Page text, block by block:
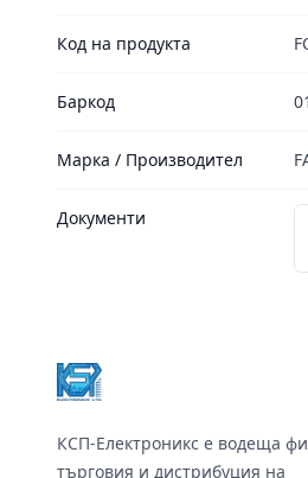
Код на продукта
Баркод
Марка / Производител
Документи
КСП-Електроникс е водеща
търговия и дистрибуция на